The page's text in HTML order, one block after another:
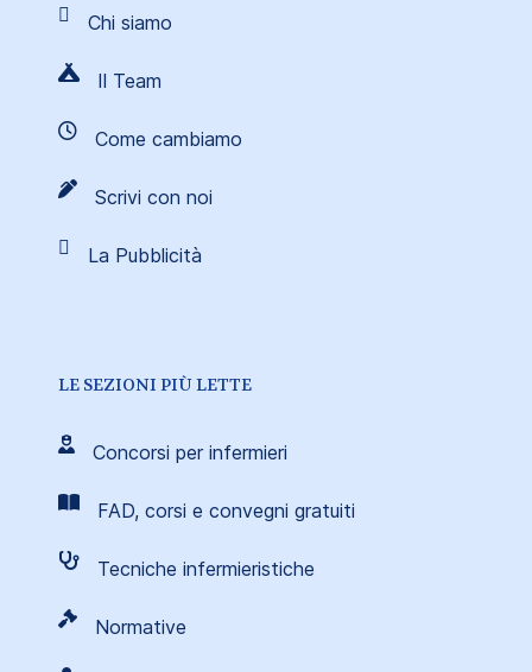
Chi siamo
Il Team
Come cambiamo
Scrivi con noi
La Pubblicità
LE SEZIONI PIÙ LETTE
Concorsi per infermieri
FAD, corsi e convegni gratuiti
Tecniche infermieristiche
Normative